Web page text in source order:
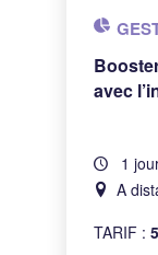
avec
1
A
TARIF :